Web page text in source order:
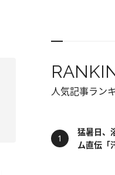
人気記事ラン
猛暑日、
ム直伝「